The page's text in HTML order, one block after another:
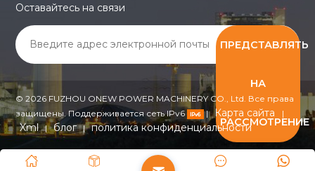
Оставайтесь на связи
ПРЕДСТАВЛЯТЬ
НА
РАССМОТРЕНИЕ
© 2026 FUZHOU ONEW POWER MACHINERY CO., Ltd. Все права
защищены. Поддерживается сеть IPv6
| Карта сайта |
Xml | блог | политика конфиденциальности